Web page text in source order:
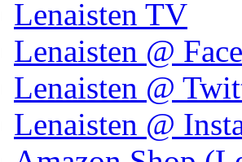
Lenaisten TV
Lenaisten @
Lenaisten @
Lenaisten @